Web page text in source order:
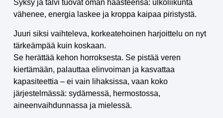
Syksy ja talvi tuovat oman haasteensa: ulkoliikunta
vähenee, energia laskee ja kroppa kaipaa piristystä.
Juuri siksi vaihteleva, korkeatehoinen harjoittelu on nyt
tärkeämpää kuin koskaan.
Se herättää kehon horroksesta. Se pistää veren
kiertämään, palauttaa elinvoiman ja kasvattaa
kapasiteettia – ei vain lihaksissa, vaan koko
järjestelmässä: sydämessä, hermostossa,
aineenvaihdunnassa ja mielessä.